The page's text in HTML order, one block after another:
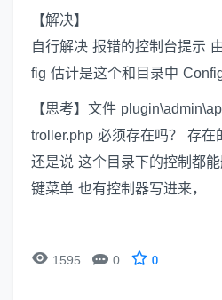
【解决】
自行解决 报错的控制台提示
fig 估计是这个和目录中
【思考】文件
troller.php 必须存在吗？ 存在
还是说 这个目录下的控制都
键菜单 也有控制器写进来，
 1595  0 0